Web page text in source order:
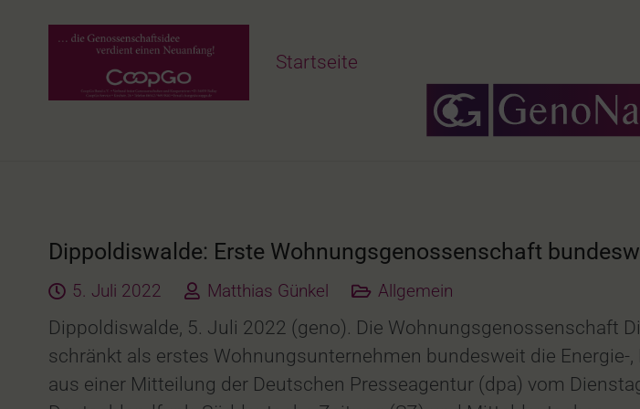
Startseite
Dippoldiswalde: Erste Wohnungsgenossenschaft
5. Juli 2022 Matthias Günkel Allgemein
Dippoldiswalde, 5. Juli 2022 (geno). Die Wohnungsgenossenschaft
schränkt als erstes Wohnungsunternehmen bundesweit die
aus einer Mitteilung der Deutschen Presseagentur (dpa) vom